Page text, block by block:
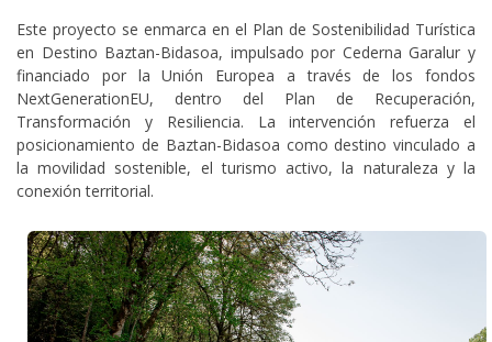
Este proyecto se enmarca en el Plan de Sostenibilidad Turística
en Destino Baztan-Bidasoa, impulsado por Cederna Garalur y
financiado por la Unión Europea a través de los fondos
NextGenerationEU, dentro del Plan de Recuperación,
Transformación y Resiliencia. La intervención refuerza el
posicionamiento de Baztan-Bidasoa como destino vinculado a
la movilidad sostenible, el turismo activo, la naturaleza y la
conexión territorial.